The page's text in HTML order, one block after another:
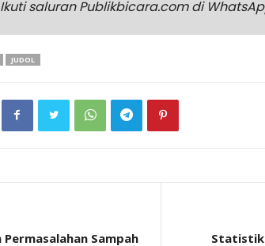
Ikuti saluran Publikbicara.com di
JUDOL
Sampah
Statistik